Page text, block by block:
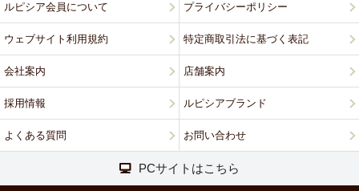
ルピシア会員について プライバシーポリシー
ウェブサイト利用規約 特定商取引法に基づく表記
会社案内 店舗案内
採用情報 ルピシアブランド
よくある質問 お問い合わせ
PCサイトはこちら